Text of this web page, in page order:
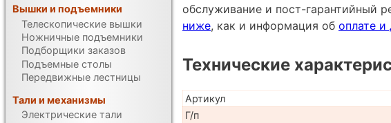
обслуживание и пост-гарантийный
ниже, как и информация об оплате и
Технические
Артикул
Г/п
Вышки и подъемники
Телескопические вышки
Ножничные подъемники
Подборщики заказов
Подъемные столы
Передвижные лестницы
Тали и механизмы
Электрические тали